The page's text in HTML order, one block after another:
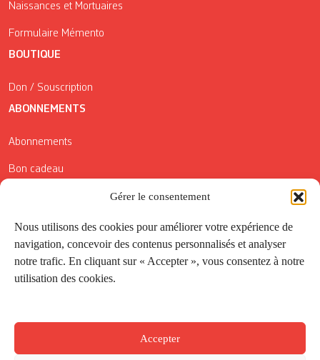
Gérer le consentement
Nous utilisons des cookies pour améliorer votre expérience de
navigation, concevoir des contenus personnalisés et analyser
notre trafic. En cliquant sur « Accepter », vous consentez à notre
utilisation des cookies.
Accepter
Naissances et Mortuaires
Formulaire Mémento
BOUTIQUE
Don / Souscription
ABONNEMENTS
Abonnements
Bon cadeau
Conditions générales de vente
Réductions de la Carte Côté Courrier
Application